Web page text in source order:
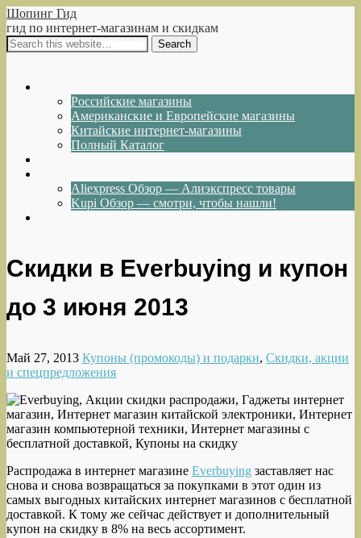
Шопинг Гид
гид по интернет-магазинам и скидкам
Российские магазины
Американские и Европейские магазины
Китайские интернет-магазины
Полный Каталог
Aliexpress Обзор — Алиэкспресс товары
Kupi Обзор — смотри, чтобы нашли!
Скидки в Everbuying и купон
до 3 июня 2013
Май 27, 2013 Купоны (промокоды) и подарки, Скидки, акции
и спецпредложения
Распродажа в интернет магазине Everbuying заставляет нас
снова и снова возвращаться за покупками в этот один из
самых выгодных китайских интернет магазинов с бесплатной
доставкой. К тому же сейчас действует и дополнительный
купон на скидку в 8% на весь ассортимент.